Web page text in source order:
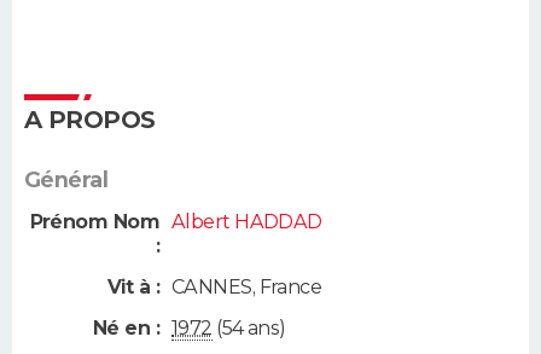
A PROPOS
Général
Prénom Nom
:
Albert HADDAD
Vit à : CANNES, France
Né en : 1972 (54 ans)